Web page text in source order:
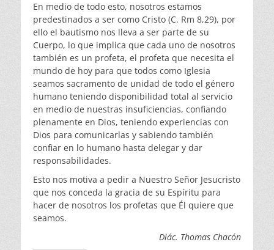
En medio de todo esto, nosotros estamos
predestinados a ser como Cristo (C. Rm 8,29), por
ello el bautismo nos lleva a ser parte de su
Cuerpo, lo que implica que cada uno de nosotros
también es un profeta, el profeta que necesita el
mundo de hoy para que todos como Iglesia
seamos sacramento de unidad de todo el género
humano teniendo disponibilidad total al servicio
en medio de nuestras insuficiencias, confiando
plenamente en Dios, teniendo experiencias con
Dios para comunicarlas y sabiendo también
confiar en lo humano hasta delegar y dar
responsabilidades.
Esto nos motiva a pedir a Nuestro Señor Jesucristo
que nos conceda la gracia de su Espíritu para
hacer de nosotros los profetas que Él quiere que
seamos.
Diác. Thomas Chacón